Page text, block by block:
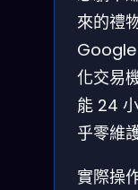
來的禮
Google
化交易
能 24
乎零維
實際操